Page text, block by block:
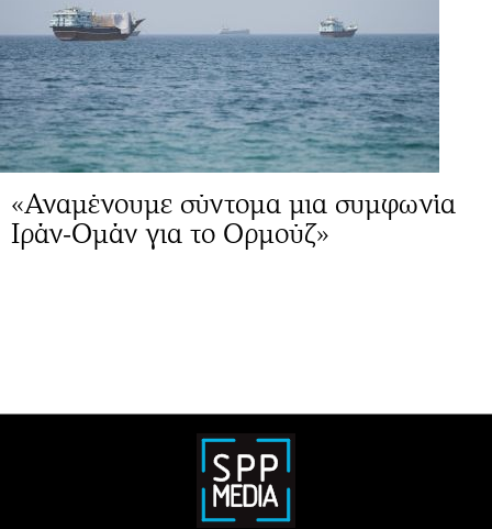
«Αναμένουμε σύντομα μια συμφωνία
Ιράν-Ομάν για το Ορμούζ»